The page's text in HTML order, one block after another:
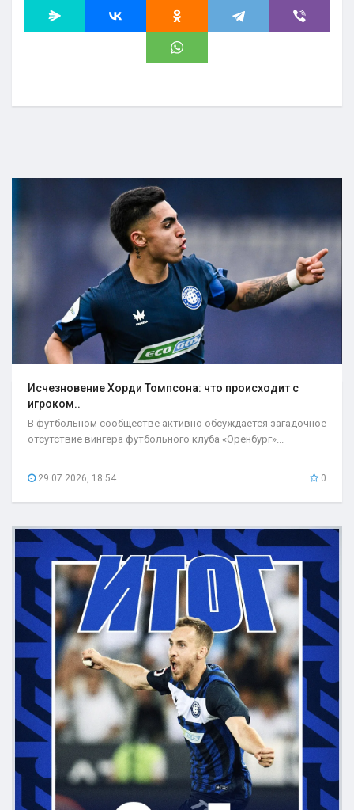
Исчезновение Хорди Томпсона: что происходит с
игроком..
В футбольном сообществе активно обсуждается загадочное
отсутствие вингера футбольного клуба «Оренбург»...
29.07.2026, 18:54 0